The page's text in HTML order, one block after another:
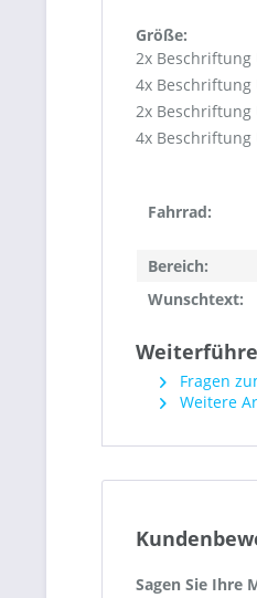
Größe:
2x Beschriftung
4x Beschriftung
2x Beschriftung
4x Beschriftung
Fahrrad:
Bereich:
Wunschtext:
Fragen
Weitere
Sagen Sie Ihre